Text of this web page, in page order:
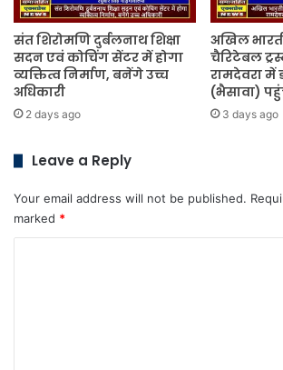
संत शिरोमणि दुर्बलनाथ शिक्षा
सदन एवं कोचिंग सेंटर में होगा
व्यक्तित्व निर्माण, बनेंगे उच्च
अधिकारी
2 days ago
अखिल
चैरिटेबल
रामदेवरा में
(भैसावा)
3 days ago
Leave a Reply
Your email address will not be published.
marked *